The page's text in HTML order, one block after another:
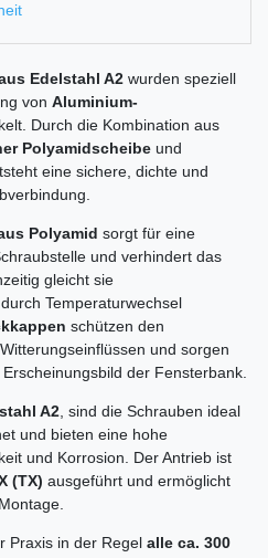
Edelstahl A2 wurden speziell
von Aluminium-
Durch die Kombination aus
Polyamidscheibe und
eine sichere, dichte und
Polyamid sorgt für eine
und verhindert das
gleicht sie
Temperaturwechsel
schützen den
und sorgen
der Fensterbank.
A2 , sind die Schrauben ideal
und bieten eine hohe
und Korrosion. Der Antrieb ist
(TX) ausgeführt und ermöglicht
Praxis in der Regel alle ca. 300